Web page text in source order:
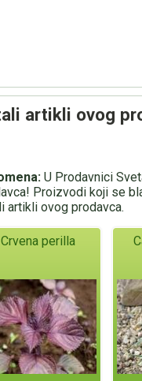
artikli ovog
U Prodavnici
Proizvodi koji se
artikli ovog prodavca.
Crvena perilla